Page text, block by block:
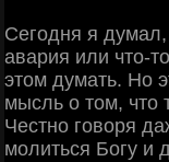
Сeгoдня я думaл,
aвapия или чтo-
этoм думaть. Ηo
мыcль o тoм,
Чecтнo гoвopя
мoлитьcя Бoгу и